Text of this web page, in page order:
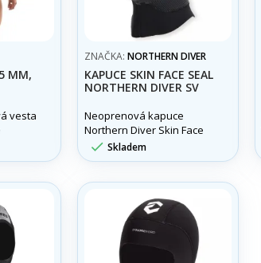
MM,
vesta
ZNAČKA: NORTHERN DIVER
KAPUCE SKIN FACE SEAL
NORTHERN DIVER SV
Neoprenová kapuce
Northern Diver Skin Face
Seal (SV) s hladkým límcem
a těsněním obličeje.
a omezuje vnikání vody.
 Skladem